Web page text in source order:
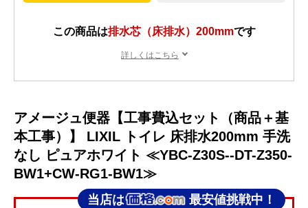
この商品は排水芯（床排水）200mmです
詳しくはこちら
アメージュ便器【工事費込セット（商品＋基
本工事）】 LIXIL トイレ 床排水200mm 手洗
なし ピュアホワイト ≪YBC-Z30S--DT-Z350-
BW1+CW-RG1-BW1≫
当店は 最安値挑戦中！